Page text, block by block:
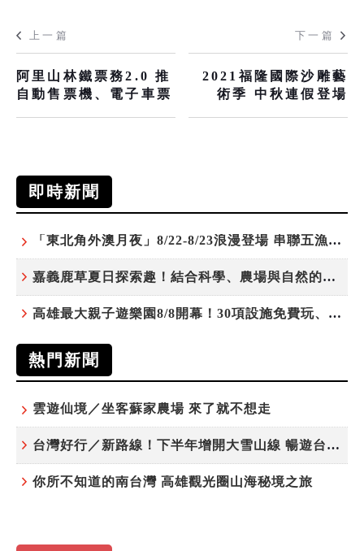
上一篇
阿里山林鐵票務2.0 推
自動售票機、電子車票
下一篇
2021福隆國際沙雕藝
術季 中秋連假登場
即時新聞
「東北角外澳月夜」8/22-8/23浪漫登場 串聯五漁村、音樂、市集、火舞與慢旅共度夏夜
嘉義鹿草夏日探索趣！結合科學、農場與自然的親子小旅行
高雄最大親子遊樂園8/8開幕！30項設施免費玩、YOYO家族嗨翻暑假
熱門新聞
雲遊仙境／坐客蘇家農場 來了就不想走
台灣好行／新路線！下半年增開大雪山線 暢遊台中更便利
你所不知道的南台灣 高雄觀光圈山海秘境之旅